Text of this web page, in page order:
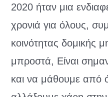
2020 ήταν μια
χρονιά για όλους,
κοινότητας δομικής
μπροστά, Είναι
και να μάθουμε από